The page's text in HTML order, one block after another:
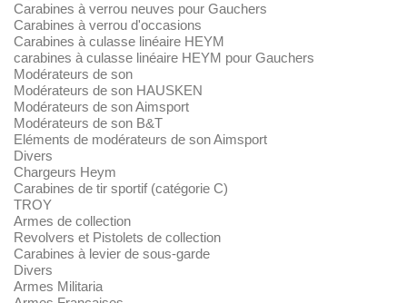
Carabines à verrou neuves pour Gauchers
Carabines à verrou d'occasions
Carabines à culasse linéaire HEYM
carabines à culasse linéaire HEYM pour Gauchers
Modérateurs de son
Modérateurs de son HAUSKEN
Modérateurs de son Aimsport
Modérateurs de son B&T
Eléments de modérateurs de son Aimsport
Divers
Chargeurs Heym
Carabines de tir sportif (catégorie C)
TROY
Armes de collection
Revolvers et Pistolets de collection
Carabines à levier de sous-garde
Divers
Armes Militaria